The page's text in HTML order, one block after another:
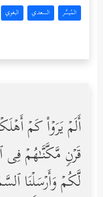
المُيسَّر السعدي البغوي
أَلَمۡ یَرَوۡاْ كَمۡ
قَرۡنࣲ مَّكَّنَّـٰهُمۡ
لَّكُمۡ وَأَرۡسَلۡنَا